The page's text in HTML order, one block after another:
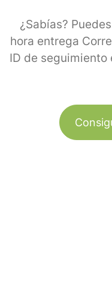
¿Sabías?
hora entrega
ID de